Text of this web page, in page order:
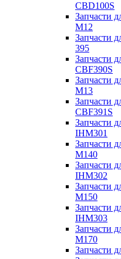
CBD100S
Запчасти
M12
Запчасти
395
Запчасти
CBF390S
Запчасти
M13
Запчасти
CBF391S
Запчасти
IHM301
Запчасти
M140
Запчасти
IHM302
Запчасти
M150
Запчасти
IHM303
Запчасти
M170
Запчасти